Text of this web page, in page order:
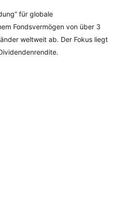
für globale
Fondsvermögen von über 3
weltweit ab. Der Fokus liegt